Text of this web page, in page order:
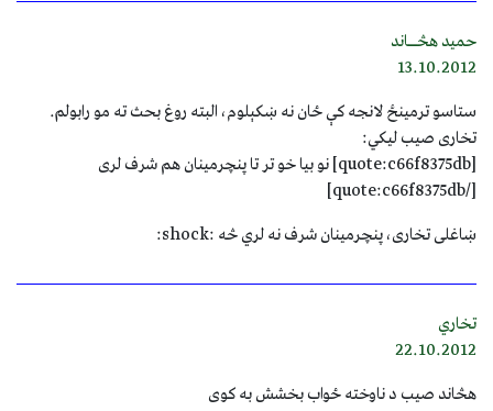
حمید هڅــاند
13.10.2012
ستاسو ترمینځ لانجه کې ځان نه ښکېلوم، البته روغ بحث ته مو رابولم.
تخاری صیب لیکي:
[quote:c66f8375db] نو بیا خو تر تا پنچرمینان هم شرف لری
[/quote:c66f8375db]
ښاغلی تخاری، پنچرمینان شرف نه لري څه :shock:
تخاري
22.10.2012
هڅاند صیب د ناوخته ځواب بخشش به کوی